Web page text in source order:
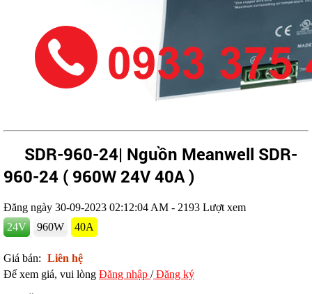
SDR-960-24| Nguồn Meanwell SDR-
960-24 ( 960W 24V 40A )
Đăng ngày 30-09-2023 02:12:04 AM - 2193 Lượt xem
24V
960W 40A
Giá bán: Liên hệ
Để xem giá, vui lòng Đăng nhập /Đăng ký